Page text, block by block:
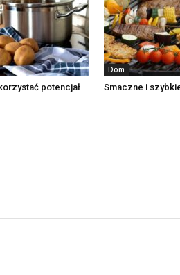
potencjał
Dom
Smaczne i